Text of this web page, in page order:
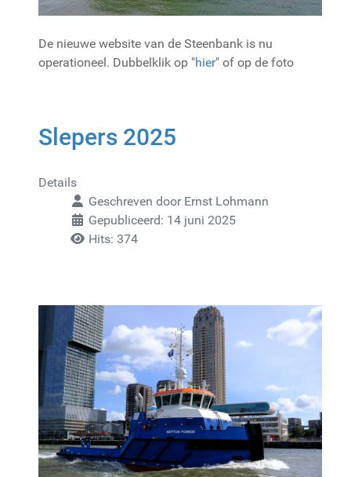
De nieuwe website van de Steenbank is nu
operationeel. Dubbelklik op "hier" of op de foto
Slepers 2025
Details
Geschreven door Ernst Lohmann
Gepubliceerd: 14 juni 2025
Hits: 374